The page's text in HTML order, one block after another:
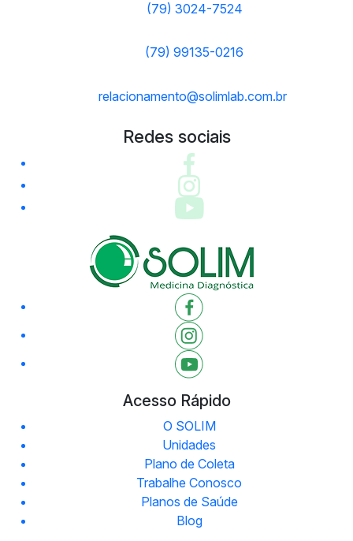
(79) 3024-7524
(79) 99135-0216
relacionamento@solimlab.com.br
Redes sociais
Acesso Rápido
O SOLIM
Unidades
Plano de Coleta
Trabalhe Conosco
Planos de Saúde
Blog